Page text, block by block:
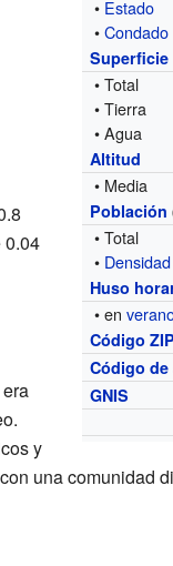
• Estado
•Condado
Superficie
• Total
• Tierra
• Agua
Altitud
• Media
Población
• Total
• Densidad
Huso
• en
Código ZIP
Código de
GNIS
0.04
y
una comunidad